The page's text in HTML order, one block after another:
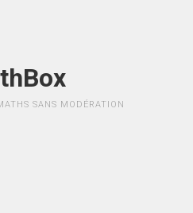
SANS MODÉRATION